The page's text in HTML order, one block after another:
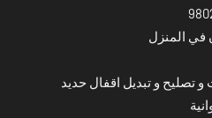
في المنزل
تصليح و تبديل اقفال حديد